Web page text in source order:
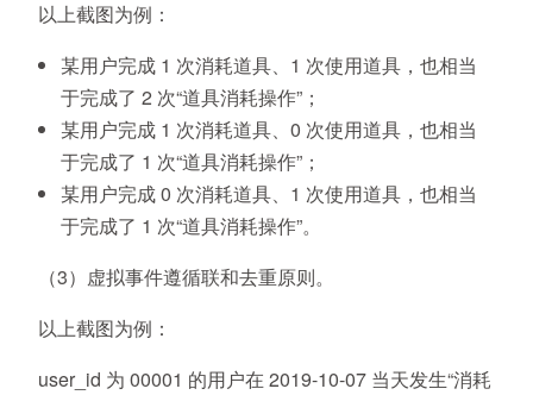
以上截图为例：
某用户完成 1 次消耗道具、1 次使用道具，也相当
于完成了 2 次“道具消耗操作”；
某用户完成 1 次消耗道具、0 次使用道具，也相当
于完成了 1 次“道具消耗操作”；
某用户完成 0 次消耗道具、1 次使用道具，也相当
于完成了 1 次“道具消耗操作”。
（3）虚拟事件遵循联和去重原则。
以上截图为例：
user_id 为 00001 的用户在 2019-10-07 当天发生“消耗